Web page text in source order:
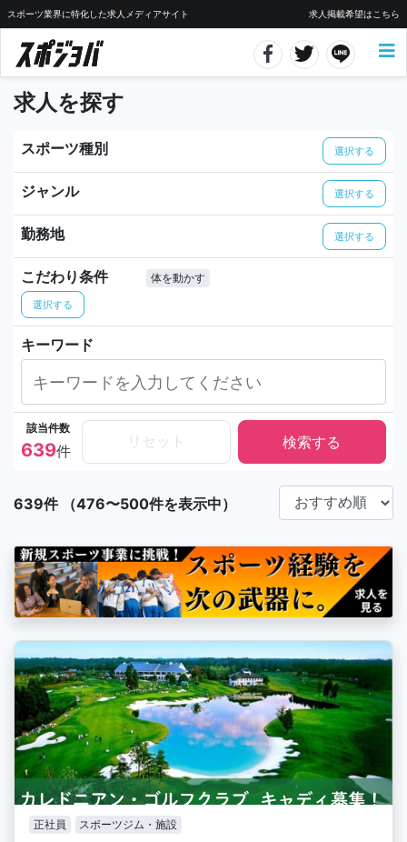
スポーツ業界に特化した求人メディアサイト 求人掲載希望はこちら
求人を探す
スポーツ種別 選択する
ジャンル 選択する
勤務地 選択する
こだわり条件
選択する
体を動かす
キーワード
該当件数
639件
リセット
639件 （476〜500件を表示中）
正社員 スポーツジム・施設